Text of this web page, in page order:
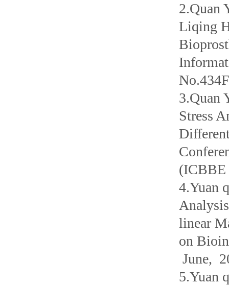
2.Quan
Liqing
3.Quan
Stress
(ICBBE
4.Yuan
linear
on
June,
5.Yuan